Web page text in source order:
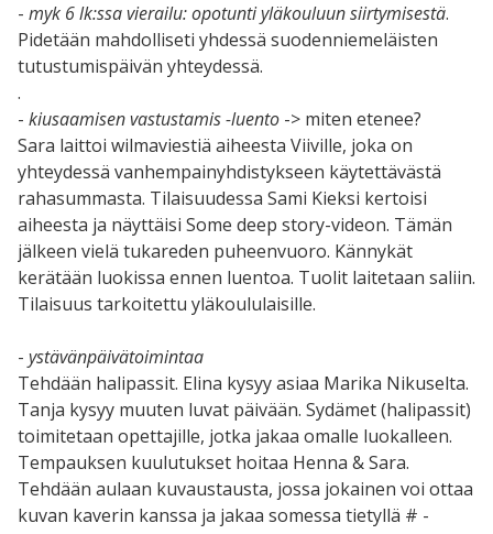
- myk 6 lk:ssa vierailu: opotunti yläkouluun siirtymisestä.
Pidetään mahdolliseti yhdessä suodenniemeläisten
tutustumispäivän yhteydessä.
.
- kiusaamisen vastustamis -luento -> miten etenee?
Sara laittoi wilmaviestiä aiheesta Viiville, joka on
yhteydessä vanhempainyhdistykseen käytettävästä
rahasummasta. Tilaisuudessa Sami Kieksi kertoisi
aiheesta ja näyttäisi Some deep story-videon. Tämän
jälkeen vielä tukareden puheenvuoro. Kännykät
kerätään luokissa ennen luentoa. Tuolit laitetaan saliin.
Tilaisuus tarkoitettu yläkoululaisille.
- ystävänpäivätoimintaa
Tehdään halipassit. Elina kysyy asiaa Marika Nikuselta.
Tanja kysyy muuten luvat päivään. Sydämet (halipassit)
toimitetaan opettajille, jotka jakaa omalle luokalleen.
Tempauksen kuulutukset hoitaa Henna & Sara.
Tehdään aulaan kuvaustausta, jossa jokainen voi ottaa
kuvan kaverin kanssa ja jakaa somessa tietyllä # -